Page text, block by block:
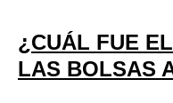
¿CUÁL FUE
LAS BOLSAS